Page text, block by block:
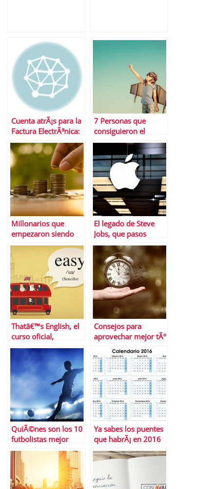
Cuenta atrÃ¡s para la
Factura ElectrÃ³nica:
Aunque queda
tiempo, nos tocarÃ¡
correr
7 Personas que
consiguieron el
Ã©xito despuÃ©s de
ser rechazados
Millonarios que
empezaron siendo
pobres
El legado de Steve
Jobs, que pasos
seguir y cuÃ¡les no
Thatâ€™s English, el
curso oficial,
cÃ³modo y
econÃ³mico para
aprender inglÃ©s
Consejos para
aprovechar mejor tÃº
tiempo
QuiÃ©nes son los 10
futbolistas mejor
pagados de la Liga
Ya sabes los puentes
que habrÃ¡ en 2016